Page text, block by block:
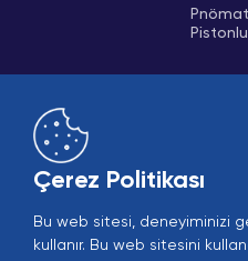
Online
Çerez Politikası
Bu web sitesi, deneyiminizi
kullanır. Bu web sitesini